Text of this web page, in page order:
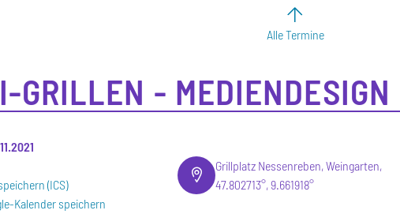
Alle Termine
GRILLEN - MEDIENDESIGN
(ICS)
Kalender speichern
Grillplatz Nessenreben, Weingarten,
47.802713°, 9.661918°